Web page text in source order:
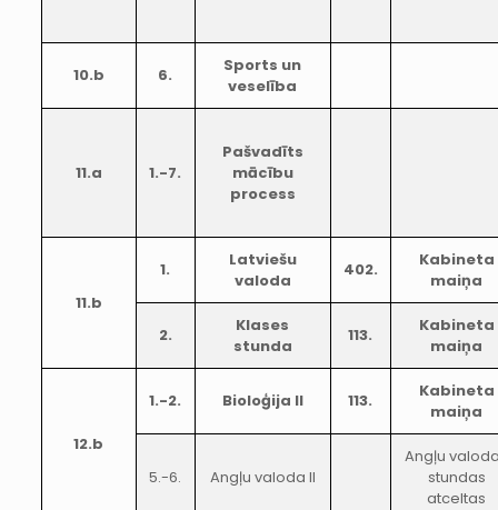
10.b 6.
Sports un
veselība
11.a 1.-7.
Pašvadīts
mācību
process
11.b
1.
Latviešu
valoda
402.
Kabineta
maiņa
2.
Klases
stunda
113.
Kabineta
maiņa
12.b
1.-2. Bioloģija II 113.
Kabineta
maiņa
5.-6. Angļu valoda II
Angļu
stundas
atceltas